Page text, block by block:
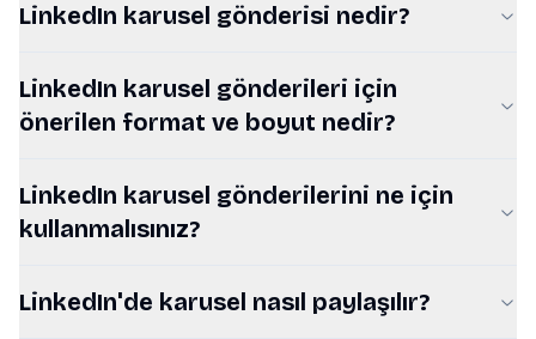
LinkedIn karusel gönderisi nedir?
LinkedIn karusel gönderileri için
önerilen format ve boyut nedir?
LinkedIn karusel gönderilerini ne için
kullanmalısınız?
LinkedIn'de karusel nasıl paylaşılır?